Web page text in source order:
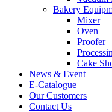
Bakery
Mixer
Oven
Proofer
Cake
News & Event
E-Catalogue
Our Customers
Contact Us